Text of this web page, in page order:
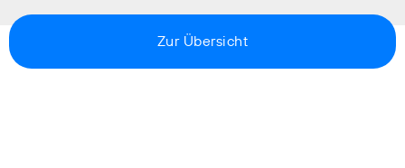
Zur Übersicht